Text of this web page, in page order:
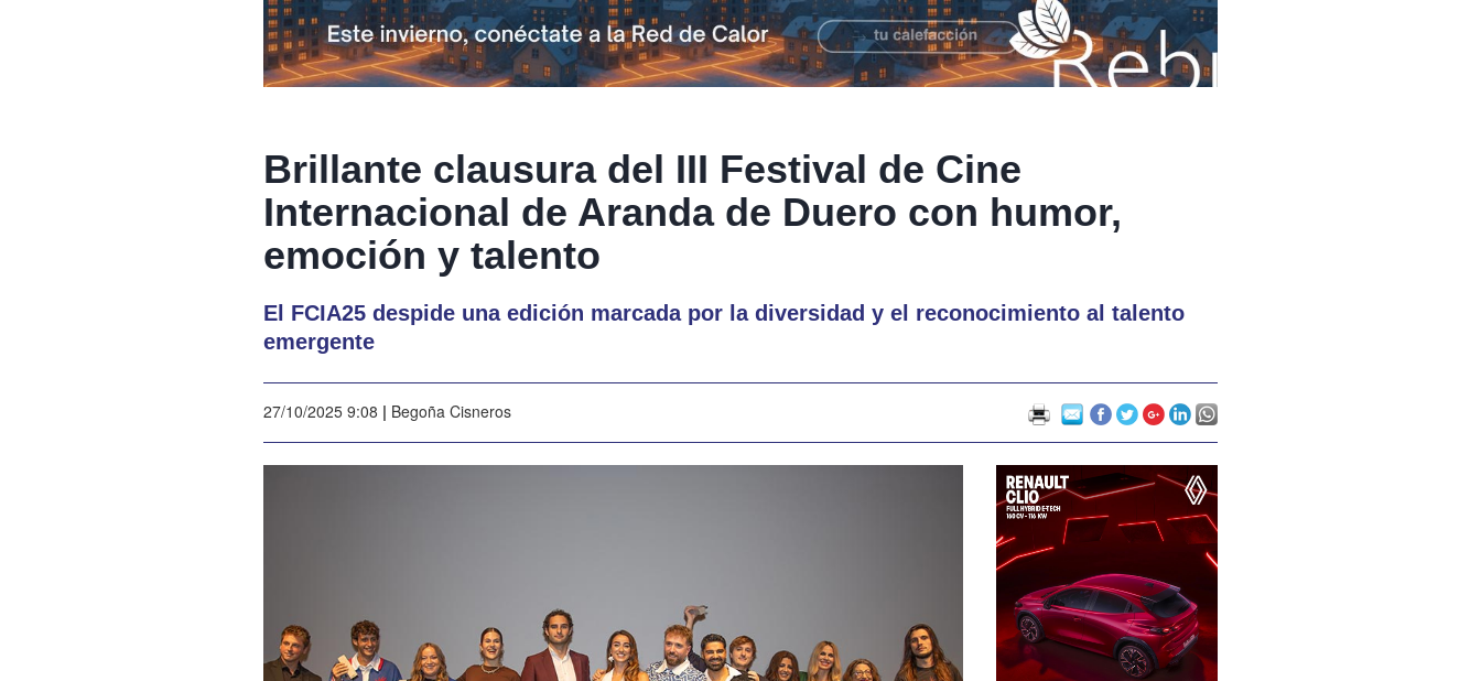
Brillante clausura del III Festival de Cine
Internacional de Aranda de Duero con humor,
emoción y talento
El FCIA25 despide una edición marcada por la diversidad y el reconocimiento al talento
emergente
27/10/2025 9:08 | Begoña Cisneros